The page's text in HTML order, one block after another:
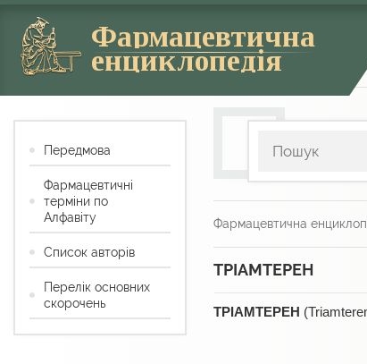
Фармацевтична
енциклопедія
Фармацевтична
ТРІАМТЕРЕН
ТРІАМТЕРЕН
Передмова
Фармацевтичні
терміни по
Алфавіту
Список авторів
Перелік основних
скорочень